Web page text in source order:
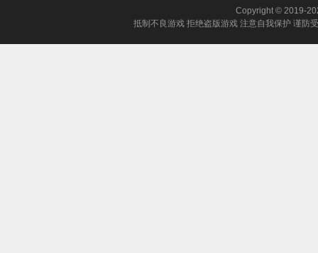
Copyright © 2019-
抵制不良游戏 拒绝盗版游戏 注意自我保护 谨